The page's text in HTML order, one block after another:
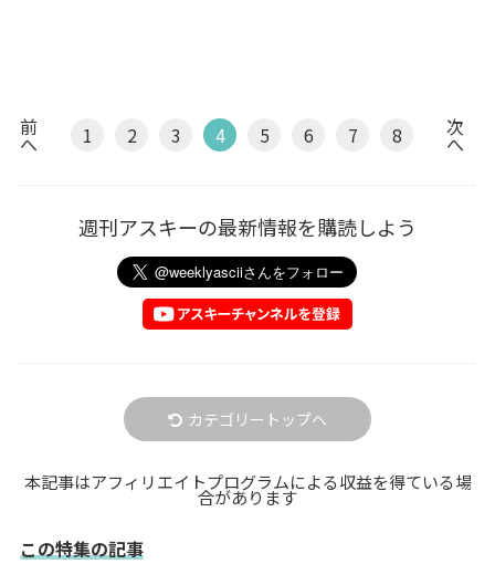
前
へ 1 2 3 4 5 6 7 8 次
へ
週刊アスキーの最新情報を購読しよう
カテゴリートップへ
本記事はアフィリエイトプログラムによる収益を得ている場
合があります
この特集の記事